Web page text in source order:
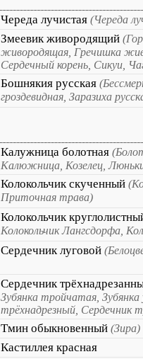
Череда лучистая (Череда
Змеевик живородящий
живородящая, Гречишка
Сердечный корень, Сикуи,
Бошнякия русская
гроздевидная, Заразиха
Калужница болотная
Калюжница, Козелец,
Колокольчик скученный
Приточная трава)
Колокольчик
Колокольчик Лангсдорфа,
Сердечник луговой
Сердечник
Зубянка тройчатая,
трёхнадрезный, Сердечник
Тмин обыкновенный (Зира)
Кастиллея красная